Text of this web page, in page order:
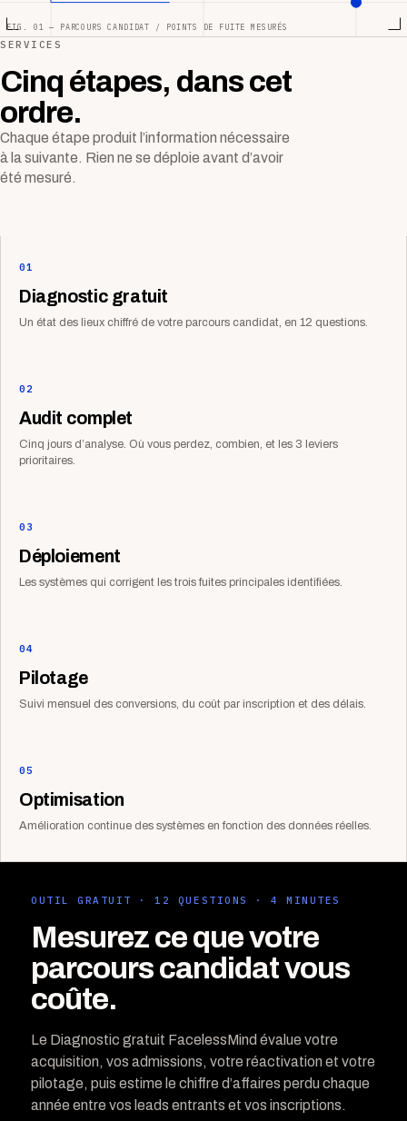
FIG. 01 — PARCOURS CANDIDAT / POINTS DE FUITE MESURÉS
SERVICES
Cinq étapes, dans cet
ordre.
Chaque étape produit l’information nécessaire
à la suivante. Rien ne se déploie avant d’avoir
été mesuré.
01
Diagnostic gratuit
Un état des lieux chiffré de votre parcours candidat, en 12 questions.
02
Audit complet
Cinq jours d’analyse. Où vous perdez, combien, et les 3 leviers
prioritaires.
03
Déploiement
Les systèmes qui corrigent les trois fuites principales identifiées.
04
Pilotage
Suivi mensuel des conversions, du coût par inscription et des délais.
05
Optimisation
Amélioration continue des systèmes en fonction des données réelles.
OUTIL GRATUIT · 12 QUESTIONS · 4 MINUTES
Mesurez ce que votre
parcours candidat vous
coûte.
Le Diagnostic gratuit FacelessMind évalue votre
acquisition, vos admissions, votre réactivation et votre
pilotage, puis estime le chiffre d’affaires perdu chaque
année entre vos leads entrants et vos inscriptions.